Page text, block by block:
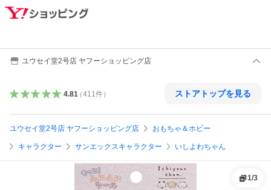
ユウセイ堂2号店 ヤフーショッピング店
4.81（411件） ストアトップを見る
ユウセイ堂2号店 ヤフーショッピング店 おもちゃ＆ホビー
キャラクター サンエックスキャラクター いしよわちゃん
1/3